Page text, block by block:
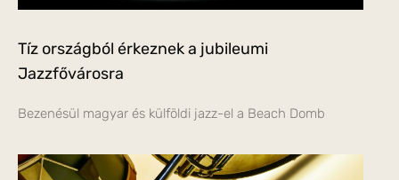
Tíz országból érkeznek a jubileumi
Jazzfővárosra
Bezenésül magyar és külföldi jazz-el a Beach Domb